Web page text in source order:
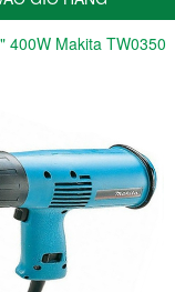
400W Makita TW0350